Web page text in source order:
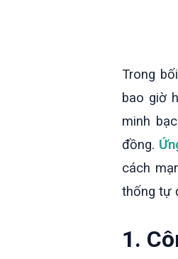
Trong
bao giờ
minh
đồng.
cách
thống tự
1.